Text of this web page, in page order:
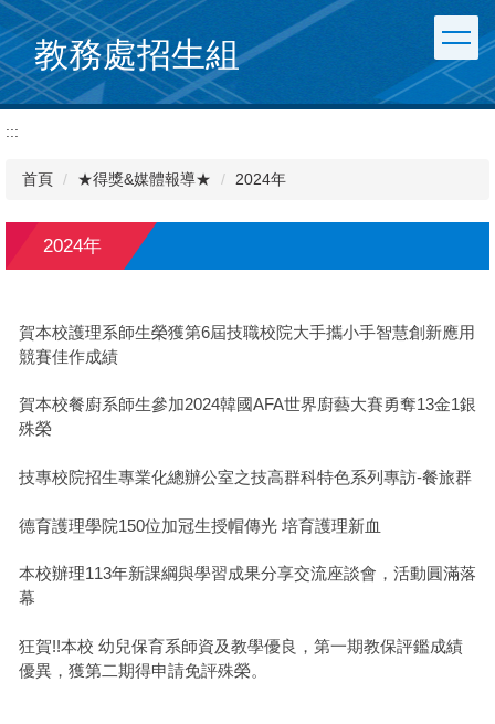
跳
到
主
要
內
容
教務處招生組
:::
首頁 ★得獎&媒體報導★ 2024年
2024年
賀本校護理系師生榮獲第6屆技職校院大手攜小手智慧創新應用
競賽佳作成績
賀本校餐廚系師生參加2024韓國AFA世界廚藝大賽勇奪13金1銀
殊榮
技專校院招生專業化總辦公室之技高群科特色系列專訪-餐旅群
德育護理學院150位加冠生授帽傳光 培育護理新血
本校辦理113年新課綱與學習成果分享交流座談會，活動圓滿落
幕
狂賀!!本校 幼兒保育系師資及教學優良，第一期教保評鑑成績
優異，獲第二期得申請免評殊榮。